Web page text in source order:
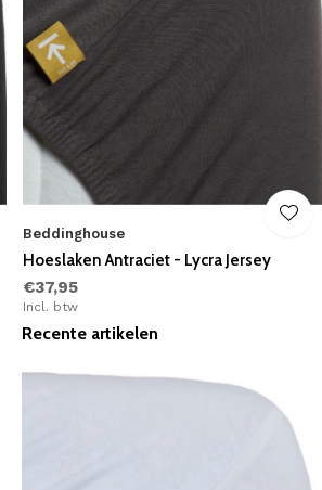
Beddinghouse
Hoeslaken Antraciet - Lycra Jersey
€37,95
Incl. btw
Recente artikelen